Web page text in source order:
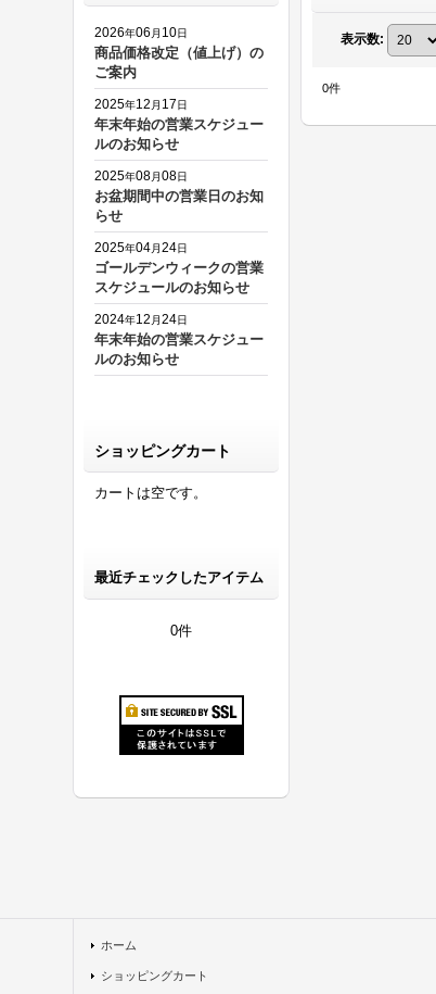
2026年06 月 10日
商品価格改定（値上げ）の
ご案内
2025年12 月 17日
年末年始の営業スケジュー
ルのお知らせ
2025年08月08日
お盆期間中の営業日のお知
らせ
2025年04月24日
ゴールデンウィークの営業
スケジュールのお知らせ
2024年12 月24日
年末年始の営業スケジュー
ルのお知らせ
ショッピングカート
カートは空です。
最近チェックしたアイテム
0件
表示数:
0件
ホーム
ショッピングカート